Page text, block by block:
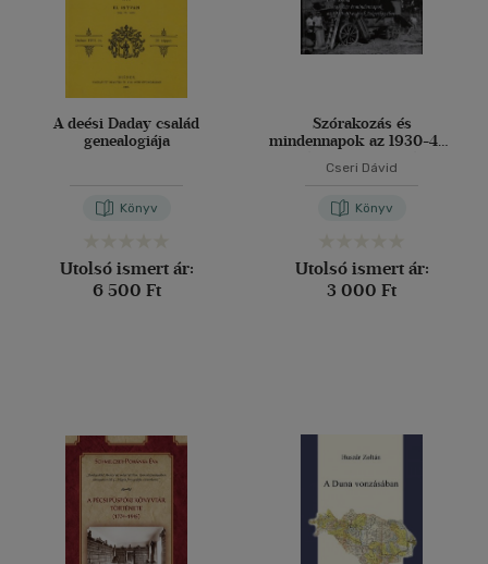
A deési Daday család
genealogiája
Könyv
Utolsó ismert ár:
6 500 Ft
Szórakozás és
mindennapok az 1930-40-
Cseri Dávid
Könyv
Utolsó ismert ár:
3 000 Ft